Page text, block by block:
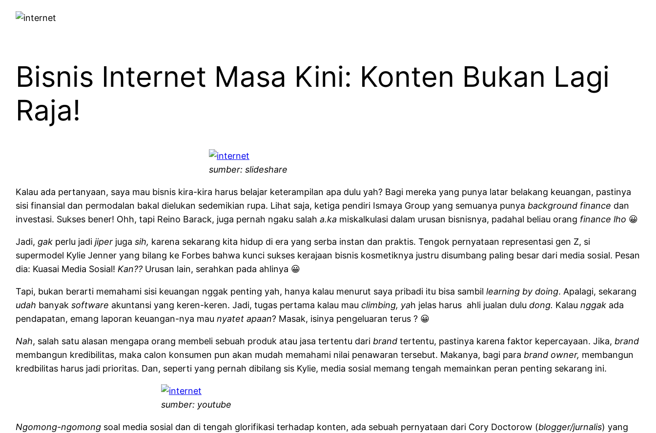
Bisnis Internet Masa Kini: Konten Bukan Lagi
Raja!
sumber: slideshare
Kalau ada pertanyaan, saya mau bisnis kira-kira harus belajar keterampilan apa dulu yah? Bagi mereka yang punya latar belakang keuangan, pastinya
sisi finansial dan permodalan bakal dielukan sedemikian rupa. Lihat saja, ketiga pendiri Ismaya Group yang semuanya punya background finance dan
investasi. Sukses bener! Ohh, tapi Reino Barack, juga pernah ngaku salah a.ka miskalkulasi dalam urusan bisnisnya, padahal beliau orang finance lho 😀
Jadi, gak perlu jadi jiper juga sih, karena sekarang kita hidup di era yang serba instan dan praktis. Tengok pernyataan representasi gen Z, si
supermodel Kylie Jenner yang bilang ke Forbes bahwa kunci sukses kerajaan bisnis kosmetiknya justru disumbang paling besar dari media sosial. Pesan
dia: Kuasai Media Sosial! Kan?? Urusan lain, serahkan pada ahlinya 😀
Tapi, bukan berarti memahami sisi keuangan nggak penting yah, hanya kalau menurut saya pribadi itu bisa sambil learning by doing. Apalagi, sekarang
udah banyak software akuntansi yang keren-keren. Jadi, tugas pertama kalau mau climbing, yah jelas harus ahli jualan dulu dong. Kalau nggak ada
pendapatan, emang laporan keuangan-nya mau nyatet apaan? Masak, isinya pengeluaran terus ? 😀
Nah, salah satu alasan mengapa orang membeli sebuah produk atau jasa tertentu dari brand tertentu, pastinya karena faktor kepercayaan. Jika, brand
membangun kredibilitas, maka calon konsumen pun akan mudah memahami nilai penawaran tersebut. Makanya, bagi para brand owner, membangun
kredbilitas harus jadi prioritas. Dan, seperti yang pernah dibilang sis Kylie, media sosial memang tengah memainkan peran penting sekarang ini.
sumber: youtube
Ngomong-ngomong soal media sosial dan di tengah glorifikasi terhadap konten, ada sebuah pernyataan dari Cory Doctorow (blogger/jurnalis) yang